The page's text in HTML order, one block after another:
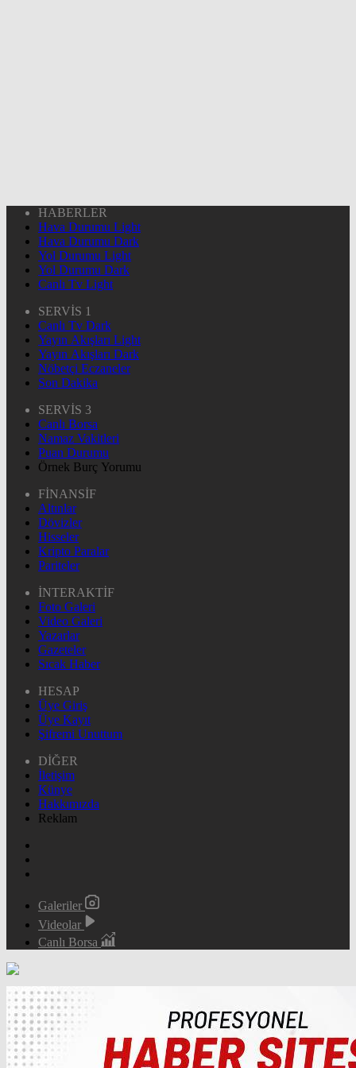
HABERLER
Hava Durumu Light
Hava Durumu Dark
Yol Durumu Light
Yol Durumu Dark
Canlı Tv Light
SERVİS 1
Canlı Tv Dark
Yayın Akışları Light
Yayın Akışları Dark
Nöbetçi Eczaneler
Son Dakika
SERVİS 3
Canlı Borsa
Namaz Vakitleri
Puan Durumu
Örnek Burç Yorumu
FİNANSİF
Altınlar
Dövizler
Hisseler
Kripto Paralar
Pariteler
İNTERAKTİF
Foto Galeri
Video Galeri
Yazarlar
Gazeteler
Sıcak Haber
HESAP
Üye Giriş
Üye Kayıt
Şifremi Unuttum
DİĞER
İletişim
Künye
Hakkımızda
Reklam
Galeriler
Videolar
Canlı Borsa